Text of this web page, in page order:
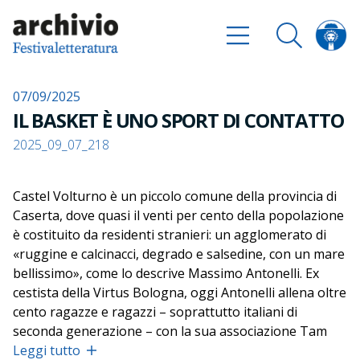
07/09/2025
IL BASKET È UNO SPORT DI CONTATTO
2025_09_07_218
Castel Volturno è un piccolo comune della provincia di
Caserta, dove quasi il venti per cento della popolazione
è costituito da residenti stranieri: un agglomerato di
«ruggine e calcinacci, degrado e salsedine, con un mare
bellissimo», come lo descrive Massimo Antonelli. Ex
cestista della Virtus Bologna, oggi Antonelli allena oltre
cento ragazze e ragazzi – soprattutto italiani di
seconda generazione – con la sua associazione Tam
Tam Basket, lottando contro la burocrazia sportiva per
Leggi tutto